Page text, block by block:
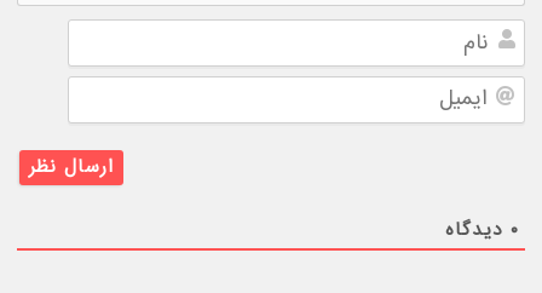
نام
ایمیل
۰ دیدگاه